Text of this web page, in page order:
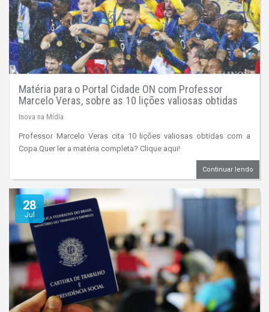
Matéria para o Portal Cidade ON com Professor
Marcelo Veras, sobre as 10 lições valiosas obtidas
com a Copa!
Inova na Mídia
Professor Marcelo Veras cita 10 lições valiosas obtidas com a
Copa.Quer ler a matéria completa? Clique aqui!
Continuar lendo
28
Jul